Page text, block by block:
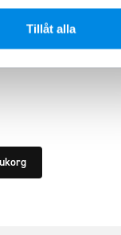
Tillåt alla